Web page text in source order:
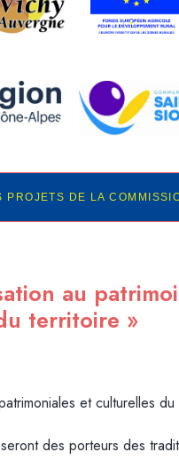
PROJETS DE LA
au
territoire »
et culturelles
des porteurs des